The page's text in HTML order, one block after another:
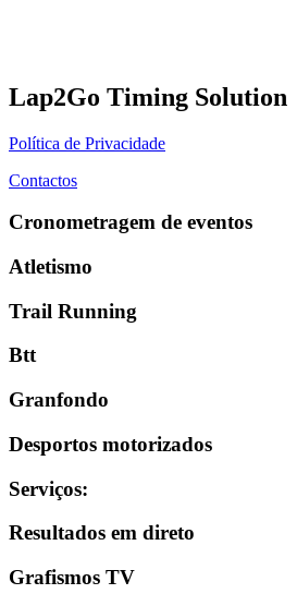
Lap2Go Timing Solution
Política de Privacidade
Contactos
Cronometragem de eventos
Atletismo
Trail Running
Btt
Granfondo
Desportos motorizados
Serviços:
Resultados em direto
Grafismos TV